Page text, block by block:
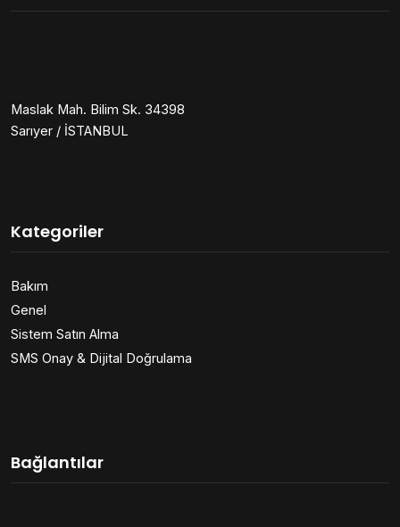
Maslak Mah. Bilim Sk. 34398
Sarıyer / İSTANBUL
Kategoriler
Bakım
Genel
Sistem Satın Alma
SMS Onay & Dijital Doğrulama
Bağlantılar